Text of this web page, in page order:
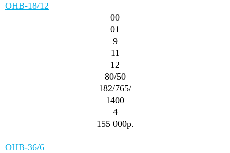
ОНВ-18/12
00
01
9
11
12
80/50
182/765/
1400
4
155 000р.
ОНВ-36/6